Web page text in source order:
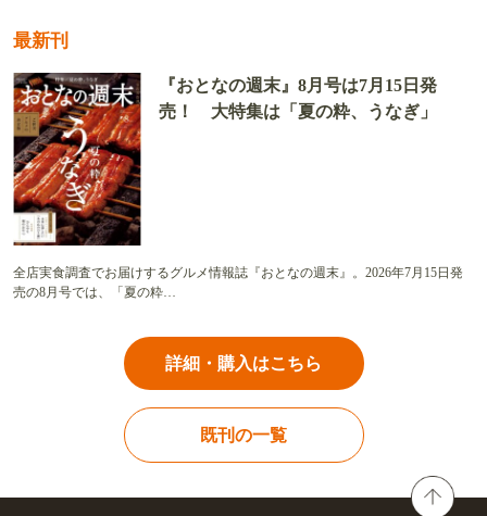
最新刊
『おとなの週末』8月号は7月15日発
売！ 大特集は「夏の粋、うなぎ」
全店実食調査でお届けするグルメ情報誌『おとなの週末』。2026年7月15日発
売の8月号では、「夏の粋…
詳細・購入はこちら
既刊の一覧